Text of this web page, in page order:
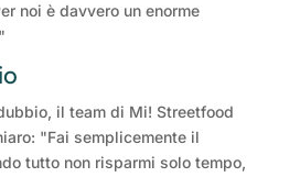
noi è davvero un enorme
il team di Mi! Streetfood
"Fai semplicemente il
tutto non risparmi solo tempo,